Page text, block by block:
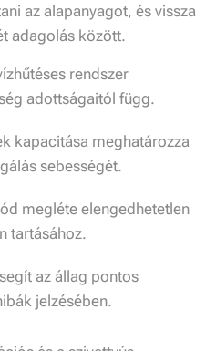
az alapanyagot, és vissza
adagolás között.
rendszer
adottságaitól függ.
kapacitása meghatározza
sebességét.
megléte elengedhetetlen
tartásához.
az állag pontos
jelzésében.